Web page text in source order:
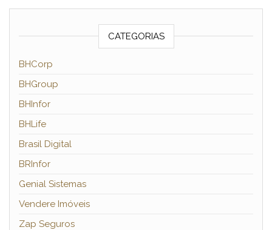
CATEGORIAS
BHCorp
BHGroup
BHInfor
BHLife
Brasil Digital
BRInfor
Genial Sistemas
Vendere Imóveis
Zap Seguros